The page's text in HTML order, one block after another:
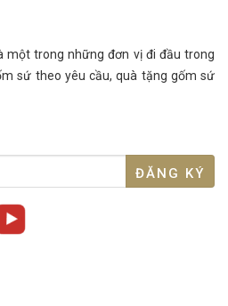
một trong những đơn vị đi đầu trong
sứ theo yêu cầu, quà tặng gốm sứ